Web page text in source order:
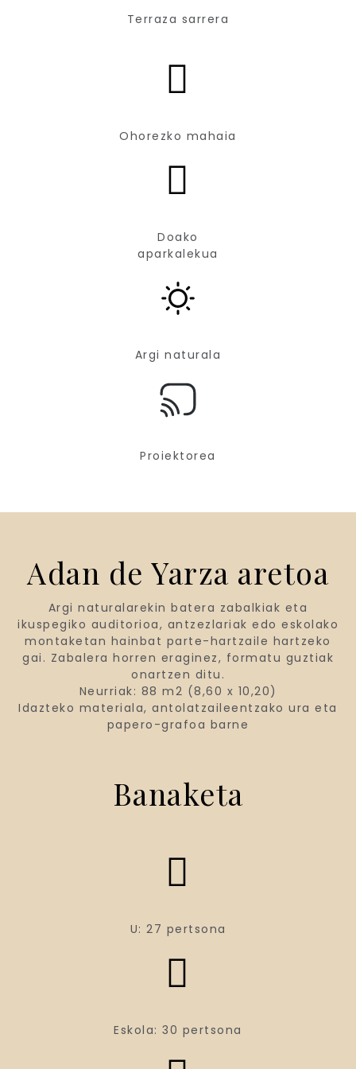
Terraza sarrera
Ohorezko mahaia
Doako
aparkalekua
Argi naturala
Proiektorea
Adan de Yarza aretoa
Argi naturalarekin batera zabalkiak eta
ikuspegiko auditorioa, antzezlariak edo eskolako
montaketan hainbat parte-hartzaile hartzeko
gai. Zabalera horren eraginez, formatu guztiak
onartzen ditu.
Neurriak: 88 m2 (8,60 x 10,20)
Idazteko materiala, antolatzaileentzako ura eta
papero-grafoa barne
Banaketa
U: 27 pertsona
Eskola: 30 pertsona